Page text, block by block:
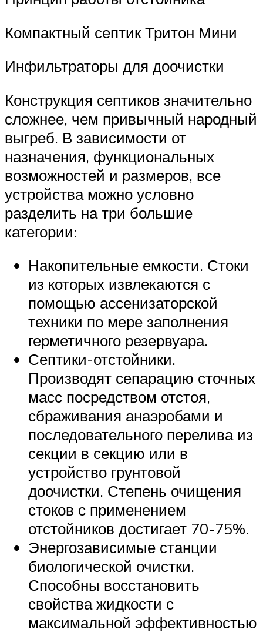
Компактный септик Тритон Мини
Инфильтраторы для доочистки
Конструкция септиков значительно
сложнее, чем привычный народный
выгреб. В зависимости от
назначения, функциональных
возможностей и размеров, все
устройства можно условно
разделить на три большие
категории:
Накопительные емкости. Стоки
из которых извлекаются с
помощью ассенизаторской
техники по мере заполнения
герметичного резервуара.
Септики-отстойники.
Производят сепарацию сточных
масс посредством отстоя,
сбраживания анаэробами и
последовательного перелива из
секции в секцию или в
устройство грунтовой
доочистки. Степень очищения
стоков с применением
отстойников достигает 70-75%.
Энергозависимые станции
биологической очистки.
Способны восстановить
свойства жидкости с
максимальной эффективностью